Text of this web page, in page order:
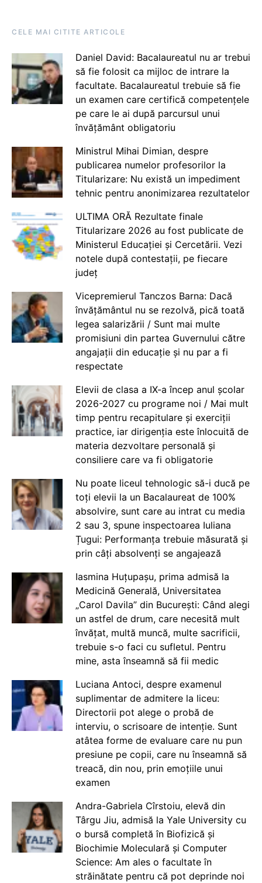
CELE MAI CITITE ARTICOLE
Daniel David: Bacalaureatul nu ar trebui
să fie folosit ca mijloc de intrare la
facultate. Bacalaureatul trebuie să fie
un examen care certifică competențele
pe care le ai după parcursul unui
învățământ obligatoriu
Ministrul Mihai Dimian, despre
publicarea numelor profesorilor la
Titularizare: Nu există un impediment
tehnic pentru anonimizarea rezultatelor
ULTIMA ORĂ Rezultate finale
Titularizare 2026 au fost publicate de
Ministerul Educației și Cercetării. Vezi
notele după contestații, pe fiecare
județ
Vicepremierul Tanczos Barna: Dacă
învățământul nu se rezolvă, pică toată
legea salarizării / Sunt mai multe
promisiuni din partea Guvernului către
angajații din educație și nu par a fi
respectate
Elevii de clasa a IX-a încep anul școlar
2026-2027 cu programe noi / Mai mult
timp pentru recapitulare și exerciții
practice, iar dirigenția este înlocuită de
materia dezvoltare personală și
consiliere care va fi obligatorie
Nu poate liceul tehnologic să-i ducă pe
toți elevii la un Bacalaureat de 100%
absolvire, sunt care au intrat cu media
2 sau 3, spune inspectoarea Iuliana
Țugui: Performanța trebuie măsurată și
prin câți absolvenți se angajează
Iasmina Huțupașu, prima admisă la
Medicină Generală, Universitatea
„Carol Davila” din București: Când alegi
un astfel de drum, care necesită mult
învățat, multă muncă, multe sacrificii,
trebuie s-o faci cu sufletul. Pentru
mine, asta înseamnă să fii medic
Luciana Antoci, despre examenul
suplimentar de admitere la liceu:
Directorii pot alege o probă de
interviu, o scrisoare de intenție. Sunt
atâtea forme de evaluare care nu pun
presiune pe copii, care nu înseamnă să
treacă, din nou, prin emoțiile unui
examen
Andra-Gabriela Cîrstoiu, elevă din
Târgu Jiu, admisă la Yale University cu
o bursă completă în Biofizică și
Biochimie Moleculară și Computer
Science: Am ales o facultate în
străinătate pentru că pot deprinde noi